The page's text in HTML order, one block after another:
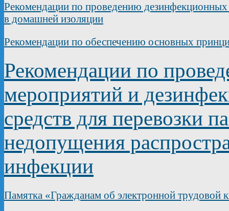
Рекомендации по проведению
в домашней изоляции
Рекомендации по обеспечению основных
Рекомендации по
мероприятий и
средств для перевозки
недопущения
инфекции
Памятка «Гражданам об электронной трудовой